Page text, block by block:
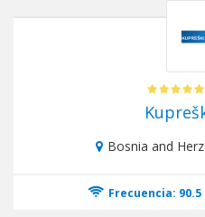
Bosnia and
Frecuencia: 90.5